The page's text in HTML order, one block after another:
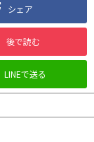
シェア
後で読む
LINEで送る